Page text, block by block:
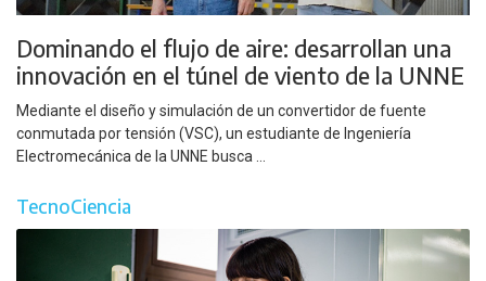
Dominando el flujo de aire: desarrollan una
innovación en el túnel de viento de la UNNE
Mediante el diseño y simulación de un convertidor de fuente
conmutada por tensión (VSC), un estudiante de Ingeniería
Electromecánica de la UNNE busca ...
TecnoCiencia